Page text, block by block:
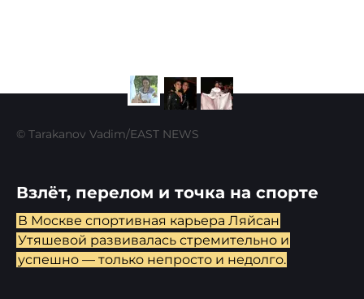
© Tarakanov Vadim/EAST NEWS
Взлёт, перелом и точка на спорте
В Москве спортивная карьера Ляйсан
Утяшевой развивалась стремительно и
успешно — только непросто и недолго.